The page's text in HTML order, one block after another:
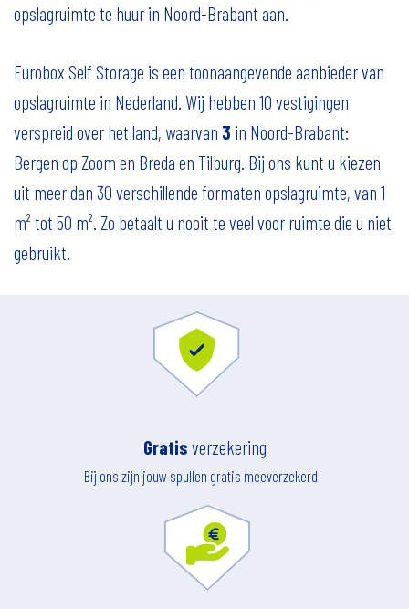
opslagruimte te huur in Noord-Brabant aan.
Eurobox Self Storage is een toonaangevende aanbieder van
opslagruimte in Nederland. Wij hebben 10 vestigingen
verspreid over het land, waarvan 3 in Noord-Brabant:
Bergen op Zoom en Breda en Tilburg. Bij ons kunt u kiezen
uit meer dan 30 verschillende formaten opslagruimte, van 1
m² tot 50 m². Zo betaalt u nooit te veel voor ruimte die u niet
gebruikt.
Gratis verzekering
Bij ons zijn jouw spullen gratis meeverzekerd